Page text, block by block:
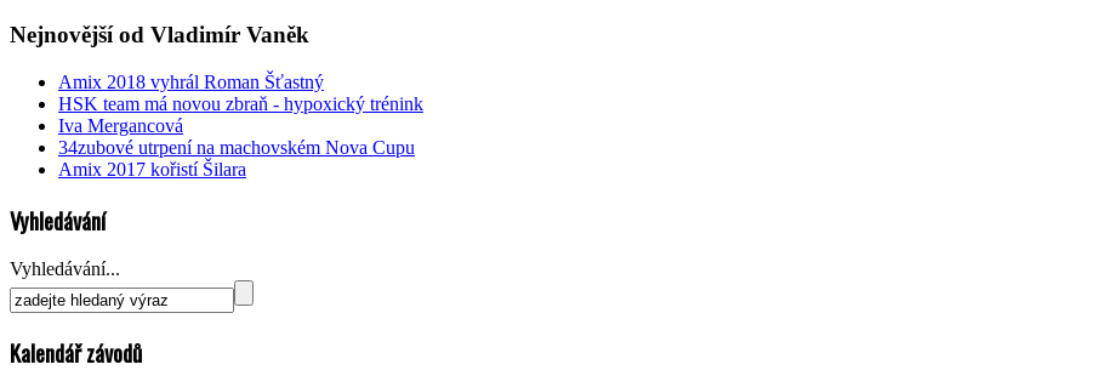
Nejnovější od Vladimír Vaněk
Amix 2018 vyhrál Roman Šťastný
HSK team má novou zbraň - hypoxický trénink
Iva Mergancová
34zubové utrpení na machovském Nova Cupu
Amix 2017 kořistí Šilara
Vyhledávání
Vyhledávání...
Kalendář závodů